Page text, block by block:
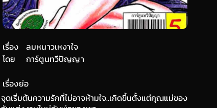
เรื่อง
โดย
ลมหนาวเหงาใจ
การ์ตูนทวีปัญญา
เรื่องย่อ
จุดเริ่มต้นความรักที่ไม่อาจห้ามใจ..เกิดขึ้นตั้งแต่คุณแม่ของ